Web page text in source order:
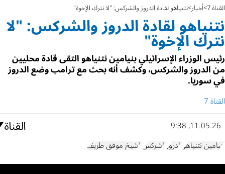
القناة 7 أخبار نتنياهو لقادة الدروز والشركس: "لا نترك الإخوة"
نتنياهو لقادة الدروز والشركس: "لا
نترك الإخوة"
رئيس الوزراء الإسرائيلي بنيامين نتنياهو التقى قادة محليين
من الدروز والشركس، وكشف أنه بحث مع ترامب وضع الدروز
في سوريا.
القناة 7
11.05.26, 9:38
بنيامين نتنياهوالدروزالشركسالشيخ موفق طريف